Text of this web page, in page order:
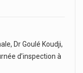
Dr Goulé Koudji,
d’inspection à